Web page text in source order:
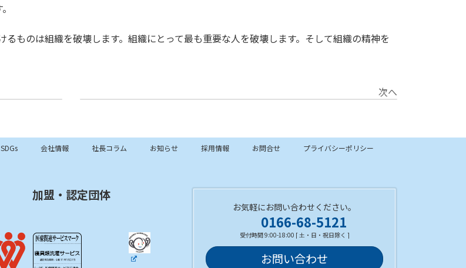
ものは組織を破壊します。組織にとって最も重要な人を破壊します。そして組織の精神を
次へ
会社情報 社長コラム お知らせ 採用情報 お問合せ プライバシーポリシー
加盟・認定団体
お気軽にお問い合わせください。
0166-68-5121
受付時間 9:00-18:00 [ 土・日・祝日除く ]
お問い合わせ